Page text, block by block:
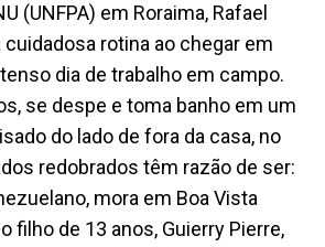
(UNFPA) em Roraima, Rafael
cuidadosa rotina ao chegar em
dia de trabalho em campo.
se despe e toma banho em um
do lado de fora da casa, no
redobrados têm razão de ser:
mora em Boa Vista
filho de 13 anos, Guierry Pierre,